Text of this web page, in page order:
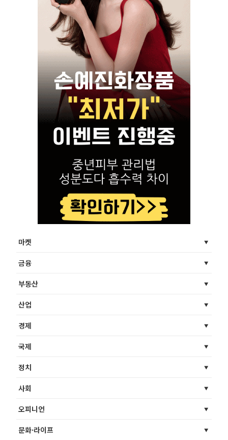
마켓
금융
부동산
산업
경제
국제
정치
사회
오피니언
문화·라이프